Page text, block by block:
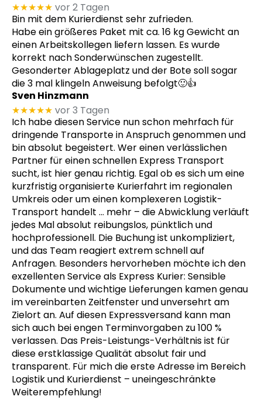
★★★★★ vor 2 Tagen
Bin mit dem Kurierdienst sehr zufrieden.
Habe ein größeres Paket mit ca. 16 kg Gewicht an
einen Arbeitskollegen liefern lassen. Es wurde
korrekt nach Sonderwünschen zugestellt.
Gesonderter Ablageplatz und der Bote soll sogar
die 3 mal klingeln Anweisung befolgt🙂👍
Sven Hinzmann
★★★★★ vor 3 Tagen
Ich habe diesen Service nun schon mehrfach für
dringende Transporte in Anspruch genommen und
bin absolut begeistert. Wer einen verlässlichen
Partner für einen schnellen Express Transport
sucht, ist hier genau richtig. Egal ob es sich um eine
kurzfristig organisierte Kurierfahrt im regionalen
Umkreis oder um einen komplexeren Logistik-
Transport handelt … mehr – die Abwicklung verläuft
jedes Mal absolut reibungslos, pünktlich und
hochprofessionell. Die Buchung ist unkompliziert,
und das Team reagiert extrem schnell auf
Anfragen. Besonders hervorheben möchte ich den
exzellenten Service als Express Kurier: Sensible
Dokumente und wichtige Lieferungen kamen genau
im vereinbarten Zeitfenster und unversehrt am
Zielort an. Auf diesen Expressversand kann man
sich auch bei engen Terminvorgaben zu 100 %
verlassen. Das Preis-Leistungs-Verhältnis ist für
diese erstklassige Qualität absolut fair und
transparent. Für mich die erste Adresse im Bereich
Logistik und Kurierdienst – uneingeschränkte
Weiterempfehlung!